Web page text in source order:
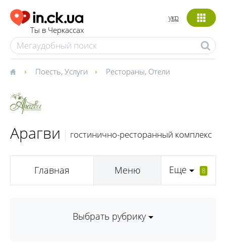
Ты в Черкассах
укр
Поесть, Услуги Рестораны, Отели
Арагви гостинично-ресторанный комплекс
Главная Меню Еще 8
Выбрать рубрику